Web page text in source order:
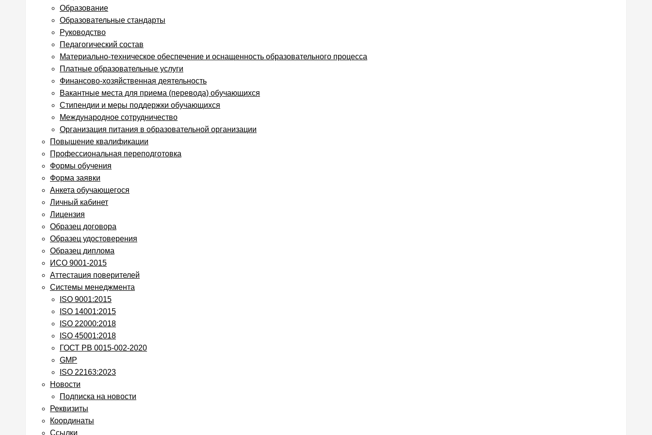
Образование
Образовательные стандарты
Руководство
Педагогический состав
Материально-техническое обеспечение и оснащенность образовательного процесса
Платные образовательные услуги
Финансово-хозяйственная деятельность
Вакантные места для приема (перевода) обучающихся
Стипендии и меры поддержки обучающихся
Международное сотрудничество
Организация питания в образовательной организации
Повышение квалификации
Профессиональная переподготовка
Формы обучения
Форма заявки
Анкета обучающегося
Личный кабинет
Лицензия
Образец договора
Образец удостоверения
Образец диплома
ИСО 9001-2015
Аттестация поверителей
Системы менеджмента
ISO 9001:2015
ISO 14001:2015
ISO 22000:2018
ISO 45001:2018
ГОСТ РВ 0015-002-2020
GMP
ISO 22163:2023
Новости
Подписка на новости
Реквизиты
Координаты
Cсылки